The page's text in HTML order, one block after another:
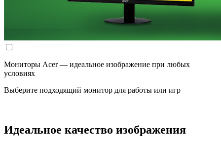
Мониторы Acer — идеальное изображение при любых
условиях
Выберите подходящий монитор для работы или игр
Идеальное качество изображения